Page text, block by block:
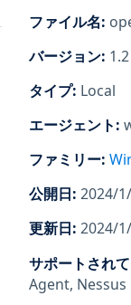
ファイル名:
バージョン: 1.2
タイプ: Local
エージェント:
ファミリー:
公開日: 2024/
更新日: 2024/
サポートされ
Agent, Nessus